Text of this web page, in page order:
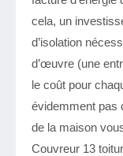
cela, un
d’isolation
d’œuvre (une
le coût pour
évidemment pas
de la maison
Couvreur 13